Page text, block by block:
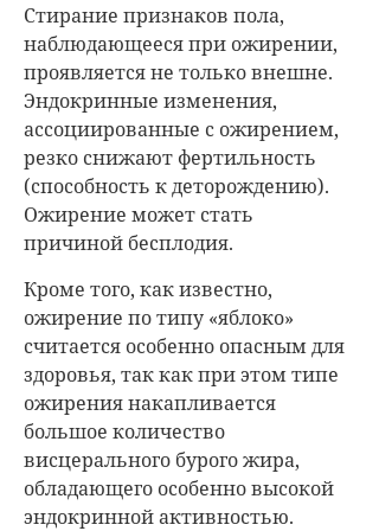
Стирание признаков пола,
наблюдающееся при ожирении,
проявляется не только внешне.
Эндокринные изменения,
ассоциированные с ожирением,
резко снижают фертильность
(способность к деторождению).
Ожирение может стать
причиной бесплодия.
Кроме того, как известно,
ожирение по типу «яблоко»
считается особенно опасным для
здоровья, так как при этом типе
ожирения накапливается
большое количество
висцерального бурого жира,
обладающего особенно высокой
эндокринной активностью.